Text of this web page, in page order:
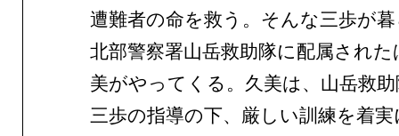
遭難者の命を救う。そんな三歩が
北部警察署山岳救助隊に配属され
美がやってくる。久美は、山岳救
三歩の指導の下、厳しい訓練を着